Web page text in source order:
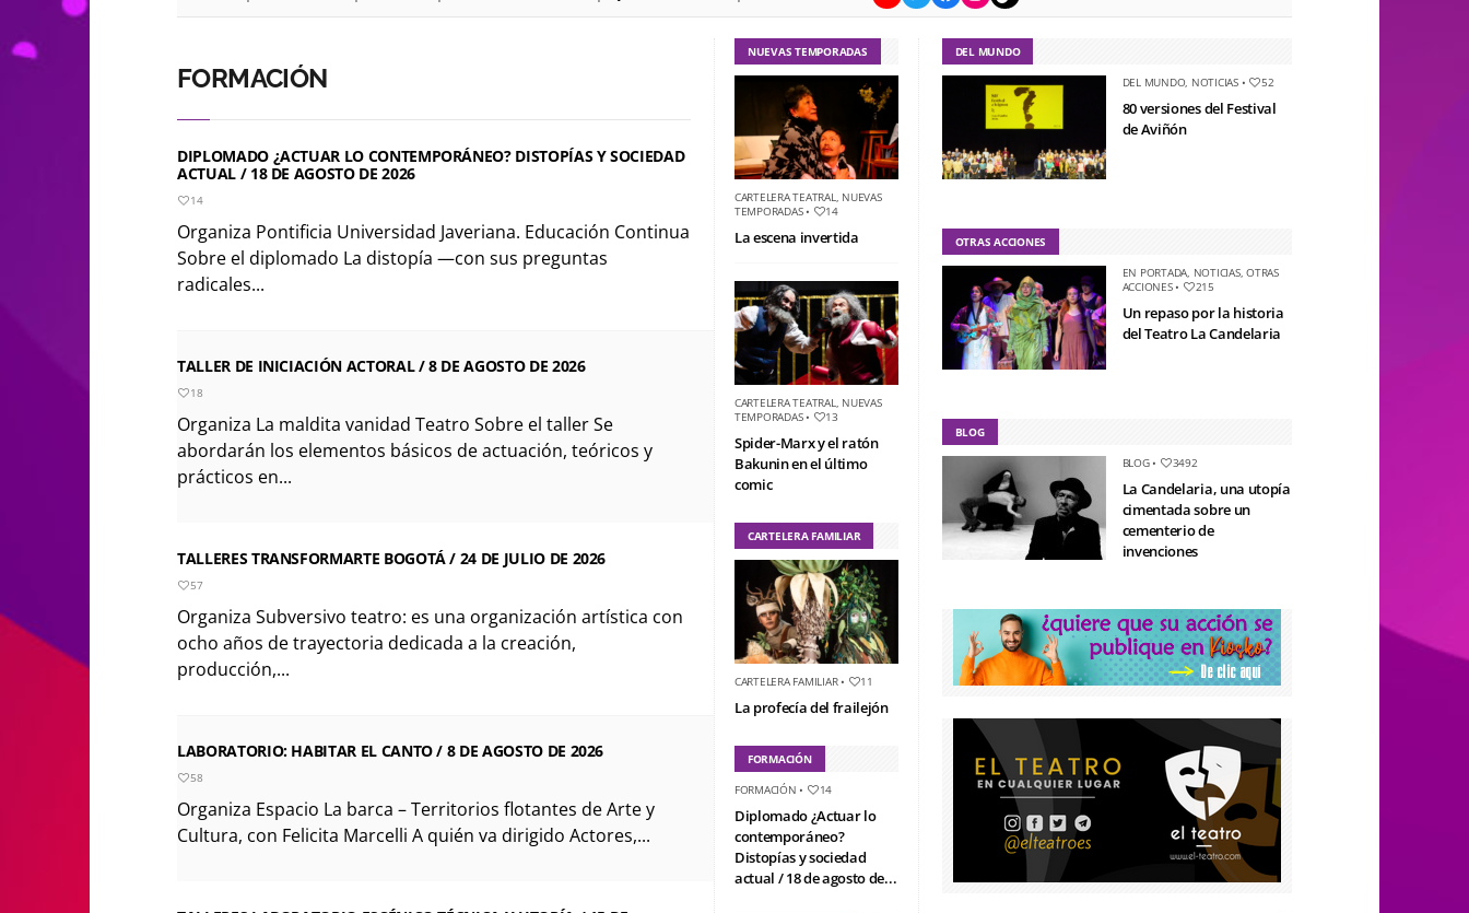
FORMACIÓN
DIPLOMADO ¿ACTUAR LO CONTEMPORÁNEO? DISTOPÍAS Y SOCIEDAD
ACTUAL / 18 DE AGOSTO DE 2026
14
Organiza Pontificia Universidad Javeriana. Educación Continua
Sobre el diplomado La distopía —con sus preguntas
radicales...
TALLER DE INICIACIÓN ACTORAL / 8 DE AGOSTO DE 2026
18
Organiza La maldita vanidad Teatro Sobre el taller Se
abordarán los elementos básicos de actuación, teóricos y
prácticos en...
TALLERES TRANSFORMARTE BOGOTÁ / 24 DE JULIO DE 2026
57
Organiza Subversivo teatro: es una organización artística con
ocho años de trayectoria dedicada a la creación,
producción,...
LABORATORIO: HABITAR EL CANTO / 8 DE AGOSTO DE 2026
58
Organiza Espacio La barca – Territorios flotantes de Arte y
Cultura, con Felicita Marcelli A quién va dirigido Actores,...
NUEVAS TEMPORADAS
CARTELERA TEATRAL, NUEVAS
TEMPORADAS• 14
La escena invertida
CARTELERA TEATRAL, NUEVAS
TEMPORADAS• 13
Spider-Marx y el ratón
Bakunin en el último
comic
CARTELERA FAMILIAR
CARTELERA FAMILIAR• 11
La profecía del frailejón
FORMACIÓN
FORMACIÓN • 14
Diplomado ¿Actuar lo
contemporáneo?
Distopías y sociedad
actual / 18 de agosto de...
DEL MUNDO
DEL MUNDO, NOTICIAS• 52
80 versiones del Festival
de Aviñón
OTRAS ACCIONES
EN PORTADA, NOTICIAS,OTRAS
ACCIONES• 215
Un repaso por la historia
del Teatro La Candelaria
BLOG
BLOG• 3492
La Candelaria, una utopía
cimentada sobre un
cementerio de
invenciones